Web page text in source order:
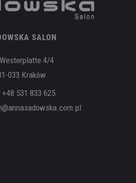
SALON
4/4
033 Kraków
+48 531 833 625